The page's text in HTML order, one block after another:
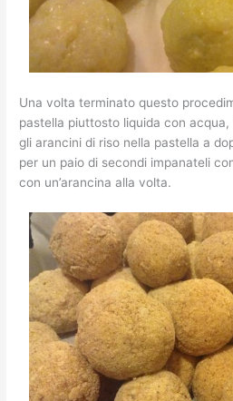
Una volta terminato questo
pastella piuttosto liquida con
gli arancini di riso nella pastella a
per un paio di secondi impanateli
con un’arancina alla volta.